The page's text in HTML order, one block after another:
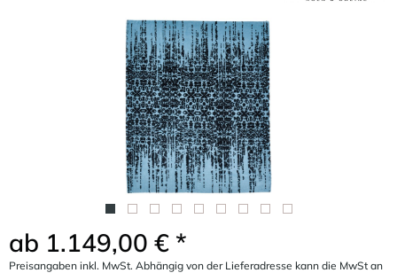
ab 1.149,00 € *
Preisangaben inkl. MwSt. Abhängig von der Lieferadresse kann die MwSt an